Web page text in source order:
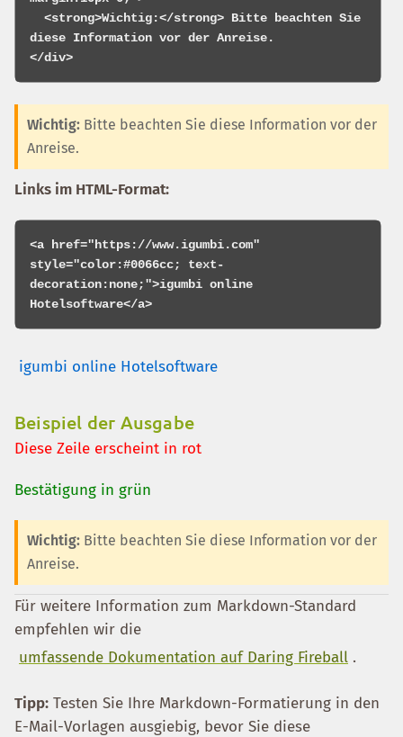
diese Information vor der Anreise.
Wichtig: Bitte beachten Sie diese Information vor der
Anreise.
Links im HTML-Format:
<a href="https://www.igumbi.com"
style="color:#0066cc; text-
decoration:none;">igumbi online
igumbi online Hotelsoftware
Beispiel der Ausgabe
Diese Zeile erscheint in rot
Bestätigung in grün
Wichtig: Bitte beachten Sie diese Information vor der
Anreise.
Für weitere Information zum Markdown-Standard
empfehlen wir die
umfassende Dokumentation auf Daring Fireball .
Tipp: Testen Sie Ihre Markdown-Formatierung in den
E-Mail-Vorlagen ausgiebig, bevor Sie diese